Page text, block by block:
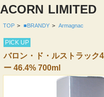
ACORN LIMITED
TOP > ■BRANDY > Armagnac
PICK UP
バロン・ド・ルストラック
ー 46.4% 700ml